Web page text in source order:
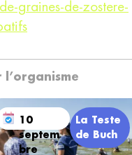
graines-de-zostere-
10
septem
bre
La Teste
de Buch